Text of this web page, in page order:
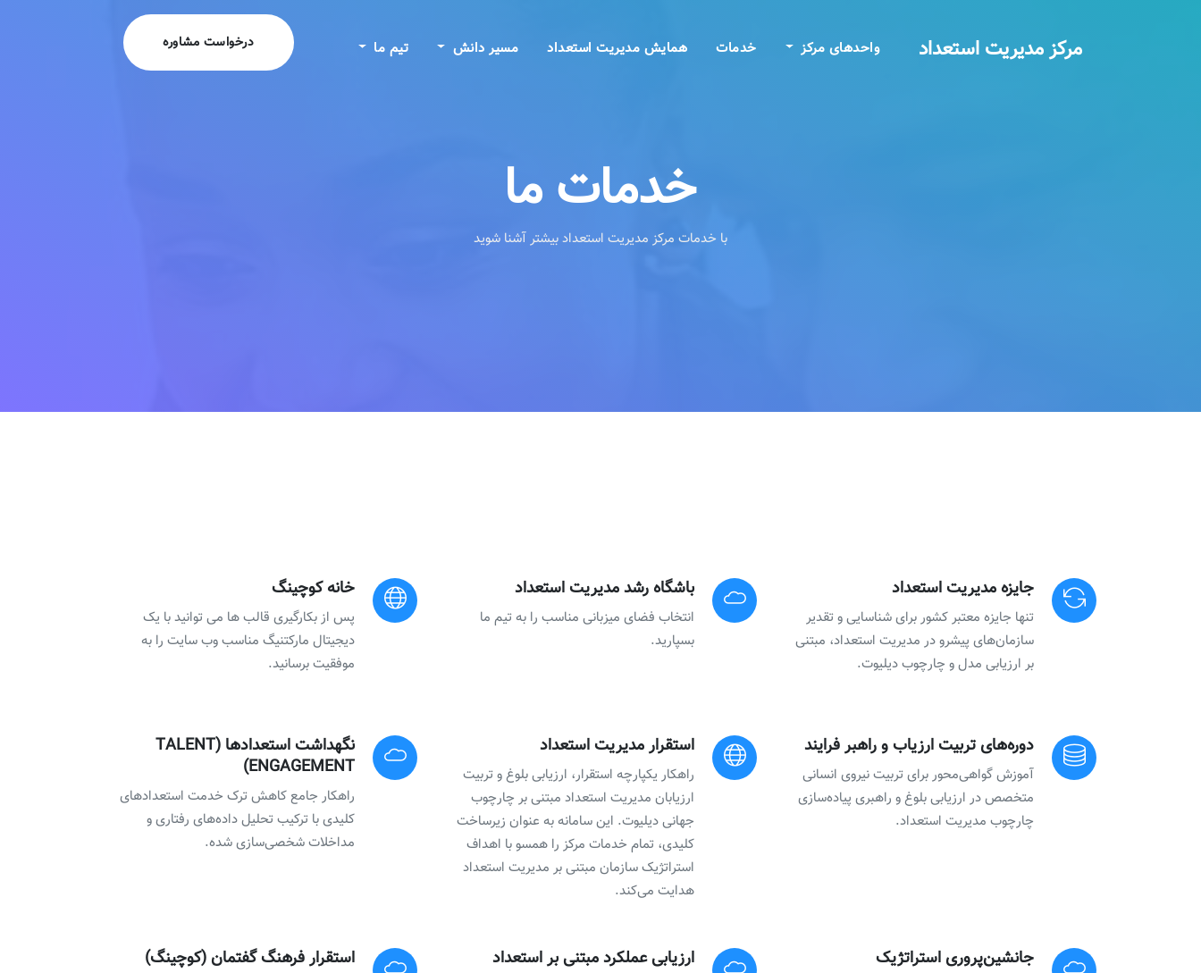
مرکز مدیریت استعداد واحدهای مرکز خدمات همایش مدیریت استعداد مسیر دانش تیم ما درخواست مشاوره
خدمات ما
با خدمات مرکز مدیریت استعداد بیشتر آشنا شوید
جایزه مدیریت استعداد
تنها جایزه معتبر کشور برای شناسایی و تقدیر
سازمان‌های پیشرو در مدیریت استعداد، مبتنی
بر ارزیابی مدل و چارچوب دیلیوت.
باشگاه رشد مدیریت استعداد
انتخاب فضای میزبانی مناسب را به تیم ما
بسپارید.
خانه کوچینگ
پس از بکارگیری قالب ها می توانید با یک
دیجیتال مارکتنیگ مناسب وب سایت را به
موفقیت برسانید.
دوره‌های تربیت ارزیاب و راهبر فرایند
آموزش گواهی‌محور برای تربیت نیروی انسانی
متخصص در ارزیابی بلوغ و راهبری پیاده‌سازی
چارچوب مدیریت استعداد.
استقرار مدیریت استعداد
راهکار یکپارچه استقرار، ارزیابی بلوغ و تربیت
ارزیابان مدیریت استعداد مبتنی بر چارچوب
جهانی دیلیوت. این سامانه به عنوان زیرساخت
کلیدی، تمام خدمات مرکز را همسو با اهداف
استراتژیک سازمان مبتنی بر مدیریت استعداد
هدایت می‌کند.
نگهداشت استعدادها (TALENT
ENGAGEMENT)
راهکار جامع کاهش ترک خدمت استعدادهای
کلیدی با ترکیب تحلیل داده‌های رفتاری و
مداخلات شخصی‌سازی شده.
جانشین‌پروری استراتژیک ارزیابی عملکرد مبتنی بر استعداد استقرار فرهنگ گفتمان (کوچینگ)